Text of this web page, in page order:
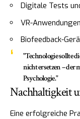
Digitale Tests
VR-
Biofeedback-
"Technologie sollte
nicht ersetzen – der
Psychologie."
Nachhaltigkeit
Eine erfolgreiche